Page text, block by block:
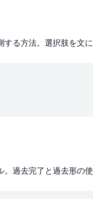
する方法。選択肢を文に
。過去完了と過去形の使